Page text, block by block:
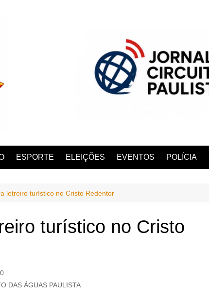
ESPORTE ELEIÇÕES EVENTOS POLÍCIA
letreiro turístico no Cristo Redentor
turístico no Cristo
0
DAS ÁGUAS PAULISTA